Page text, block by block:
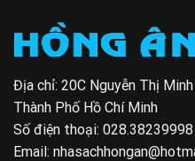
Địa chỉ: 20C Nguyễn Thị
Thành Phố Hồ Chí Minh
Số điện thoại:
Email: